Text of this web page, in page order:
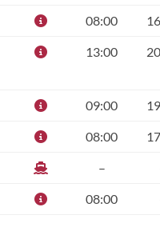
08:00
13:00
09:00
08:00
–
08:00